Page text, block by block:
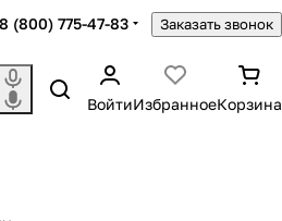
8 (800) 775-47-83 Заказать звонок
ВойтиИзбранноеКорзина